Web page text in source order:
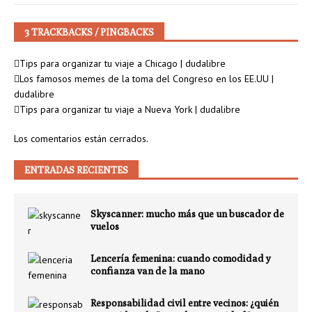
3 TRACKBACKS / PINGBACKS
Tips para organizar tu viaje a Chicago | dudalibre
Los famosos memes de la toma del Congreso en los EE.UU |
dudalibre
Tips para organizar tu viaje a Nueva York | dudalibre
Los comentarios están cerrados.
ENTRADAS RECIENTES
Skyscanner: mucho más que un buscador de
vuelos
Lencería femenina: cuando comodidad y
confianza van de la mano
Responsabilidad civil entre vecinos: ¿quién